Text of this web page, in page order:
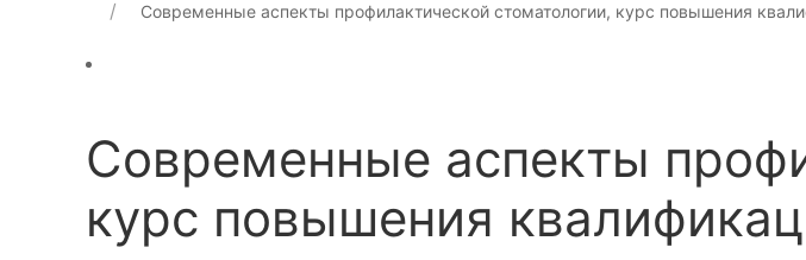
Современные аспекты профилактической стоматологии, курс повышения
Современные аспекты
курс повышения